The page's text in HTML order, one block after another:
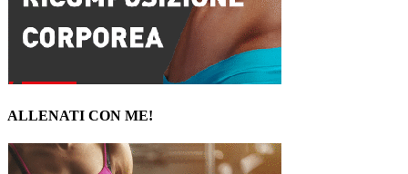
ALLENATI CON ME!